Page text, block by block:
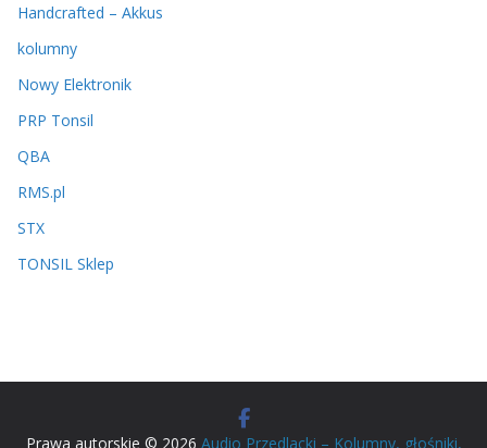
Handcrafted – Akkus
kolumny
Nowy Elektronik
PRP Tonsil
QBA
RMS.pl
STX
TONSIL Sklep
Prawa autorskie © 2026 Audio Przedlacki – Kolumny, głośniki,